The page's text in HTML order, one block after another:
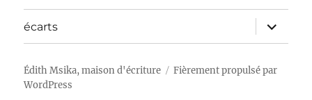
écarts
ouvrir
le
sous-
Édith Msika, maison d'écriture
Fièrement propulsé par
WordPress